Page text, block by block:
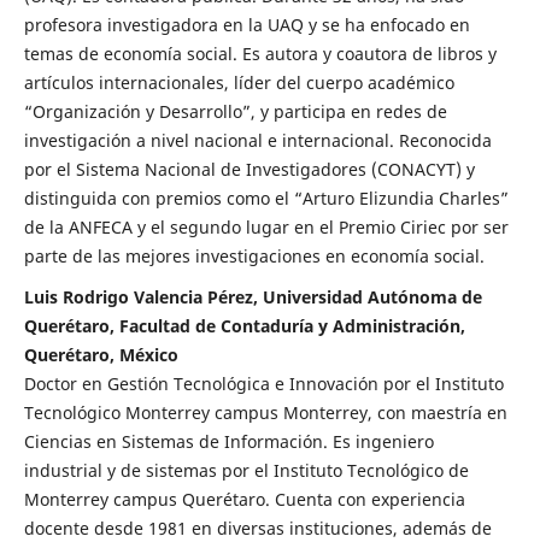
profesora investigadora en la UAQ y se ha enfocado en
temas de economía social. Es autora y coautora de libros y
artículos internacionales, líder del cuerpo académico
“Organización y Desarrollo”, y participa en redes de
investigación a nivel nacional e internacional. Reconocida
por el Sistema Nacional de Investigadores (CONACYT) y
distinguida con premios como el “Arturo Elizundia Charles”
de la ANFECA y el segundo lugar en el Premio Ciriec por ser
parte de las mejores investigaciones en economía social.
Luis Rodrigo Valencia Pérez, Universidad Autónoma de
Querétaro, Facultad de Contaduría y Administración,
Querétaro, México
Doctor en Gestión Tecnológica e Innovación por el Instituto
Tecnológico Monterrey campus Monterrey, con maestría en
Ciencias en Sistemas de Información. Es ingeniero
industrial y de sistemas por el Instituto Tecnológico de
Monterrey campus Querétaro. Cuenta con experiencia
docente desde 1981 en diversas instituciones, además de